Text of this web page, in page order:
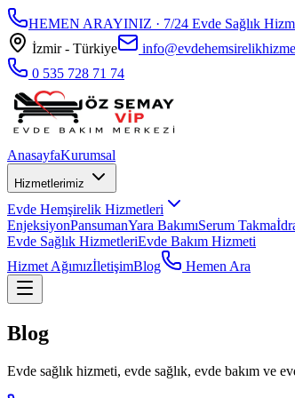
HEMEN ARAYINIZ · 7/24 Evde Sağlık
İzmir - Türkiye
0 535 728 71 74
AnasayfaKurumsal
Hizmetlerimiz
Evde Hemşirelik Hizmetleri
EnjeksiyonPansumanYara BakımıSerum Takma
Evde Sağlık HizmetleriEvde Bakım Hizmeti
Hizmet AğımızİletişimBlog Hemen Ara
Blog
Evde sağlık hizmeti, evde sağlık, evde bakım ve